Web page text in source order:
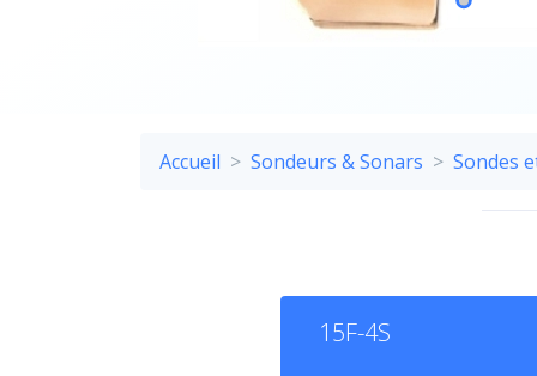
Accueil Sondeurs & Sonars Sondes
15F-4S